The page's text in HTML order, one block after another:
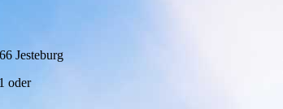
Jesteburg
oder